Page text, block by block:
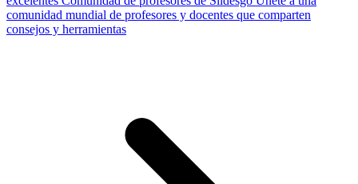
comunidad mundial de profesores y docentes que comparten
consejos y herramientas